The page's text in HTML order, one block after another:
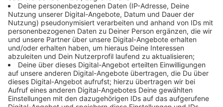
etwa zur Rolle von Spielen für Bildung und Schule oder
als Spiegel der Gesellschaft informieren. Rund 1745
Neuheiten würden den Fans bei der größten
Publikumsmesse für Brettspiele bei deren 40.
Geburtstag zum Testen vorgestellt.
Anzeige